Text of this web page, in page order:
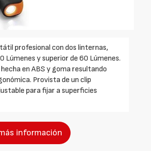
profesional con dos linternas,
Lúmenes y superior de 60 Lúmenes.
en ABS y goma resultando
Provista de un clip
para fijar a superficies
información